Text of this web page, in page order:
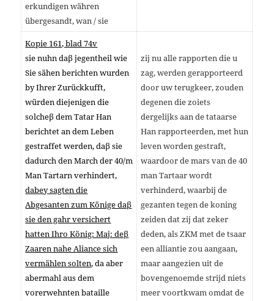
erkundigen währen
übergesandt, wan / sie
Kopie 161, blad 74v
sie nuhn daβ jegentheil wie
Sie sähen berichten wurden
by Ihrer Zurückkufft,
würden diejenigen die
solcheβ dem Tatar Han
berichtet an dem Leben
gestraffet werden, daβ sie
dadurch den March der 40/m
Man Tartarn verhindert,
dabey sagten die
Abgesanten zum Könige daβ
sie den gahr versichert
hatten Ihro König: Maj: deβ
Zaaren nahe Aliance sich
vermählen solten, da aber
abermahl aus dem
vorerwehnten bataille
zij nu alle rapporten die u
zag, werden gerapporteerd
door uw terugkeer, zouden
degenen die zoiets
dergelijks aan de tataarse
Han rapporteerden, met hun
leven worden gestraft,
waardoor de mars van de 40
man Tartaar wordt
verhinderd, waarbij de
gezanten tegen de koning
zeiden dat zij dat zeker
deden, als ZKM met de tsaar
een alliantie zou aangaan,
maar aangezien uit de
bovengenoemde strijd niets
meer voortkwam omdat de